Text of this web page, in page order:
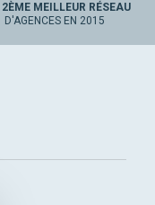
2ÈME MEILLEUR RÉSEAU
D'AGENCES EN 2015